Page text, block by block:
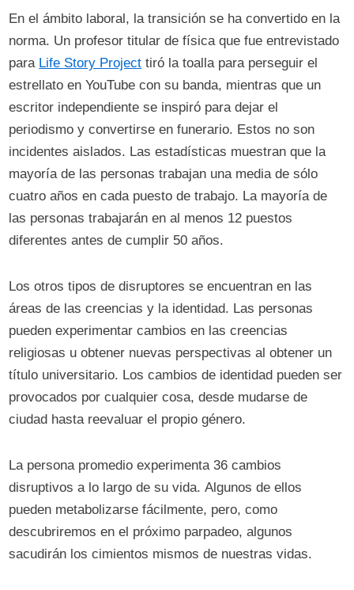
En el ámbito laboral, la transición se ha convertido en la
norma. Un profesor titular de física que fue entrevistado
para Life Story Project tiró la toalla para perseguir el
estrellato en YouTube con su banda, mientras que un
escritor independiente se inspiró para dejar el
periodismo y convertirse en funerario. Estos no son
incidentes aislados. Las estadísticas muestran que la
mayoría de las personas trabajan una media de sólo
cuatro años en cada puesto de trabajo. La mayoría de
las personas trabajarán en al menos 12 puestos
diferentes antes de cumplir 50 años.
Los otros tipos de disruptores se encuentran en las
áreas de las creencias y la identidad. Las personas
pueden experimentar cambios en las creencias
religiosas u obtener nuevas perspectivas al obtener un
título universitario. Los cambios de identidad pueden ser
provocados por cualquier cosa, desde mudarse de
ciudad hasta reevaluar el propio género.
La persona promedio experimenta 36 cambios
disruptivos a lo largo de su vida. Algunos de ellos
pueden metabolizarse fácilmente, pero, como
descubriremos en el próximo parpadeo, algunos
sacudirán los cimientos mismos de nuestras vidas.